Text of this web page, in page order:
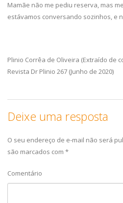
Mamãe não me pediu reserva, mas
estávamos conversando sozinhos, e
Plinio Corrêa de Oliveira (Extraído de
Revista Dr Plinio 267 (Junho de 2020)
Deixe uma resposta
O seu endereço de e-mail não será
são marcados com *
Comentário